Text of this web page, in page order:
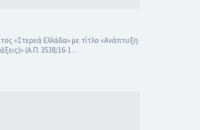
«Στερεά Ελλάδα» με τίτλο «Ανάπτυξη
(Α.Π. 3538/16-1…